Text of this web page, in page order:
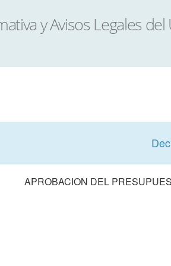
APROBACION DEL